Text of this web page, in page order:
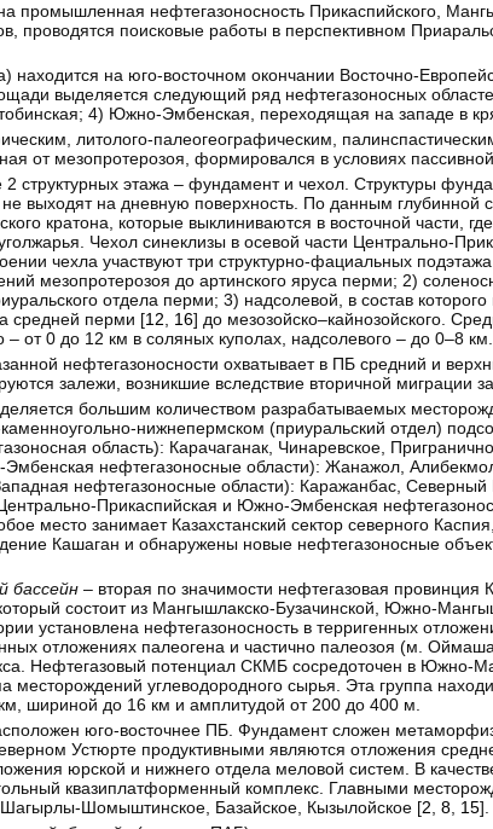
промышленная нефтегазоносность Прикаспийского,
проводятся поисковые работы в перспективном
находится на юго-восточном окончании Восточно-
выделяется следующий ряд нефтегазоносных
4) Южно-Эмбенская, переходящая на западе в
литолого-палеогеографическим,
от мезопротерозоя, формировался в условиях
структурных этажа – фундамент и чехол. Структуры
выходят на дневную поверхность. По данным
кратона, которые выклиниваются в восточной части,
Чехол синеклизы в осевой части Центрально-
чехла участвуют три структурно-фациальных
мезопротерозоя до артинского яруса перми; 2)
отдела перми; 3) надсолевой, в состав
средней перми [12 16] до мезозойско–кайнозойского.
от 0 до 12 км в соляных куполах, надсолевого – до 0–8 км.
нефтегазоносности охватывает в ПБ средний и
залежи, возникшие вследствие вторичной миграции
большим количеством разрабатываемых
нижнепермском (приуральский отдел)
область): Карачаганак, Чинаревское,
нефтегазоносные области): Жанажол,
нефтегазоносные области): Каражанбас,
Прикаспийская и Южно-Эмбенская
место занимает Казахстанский сектор северного
Кашаган и обнаружены новые нефтегазоносные
бассейн – вторая по значимости нефтегазовая провинция
состоит из Мангышлакско-Бузачинской, Южно-
установлена нефтегазоносность в терригенных
отложениях палеогена и частично палеозоя (м.
Нефтегазовый потенциал СКМБ сосредоточен в Южно-
месторождений углеводородного сырья. Эта группа
шириной до 16 км и амплитудой от 200 до 400 м.
юго-восточнее ПБ. Фундамент сложен
Устюрте продуктивными являются отложения
юрской и нижнего отдела меловой систем. В
квазиплатформенный комплекс. Главными
Шагырлы-Шомыштинское, Базайское, Кызылойское [2 8, 15].